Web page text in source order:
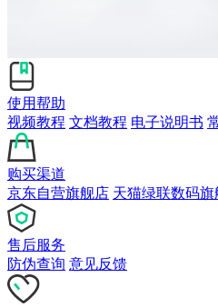
使用帮助
视频教程 文档教程 电子说明书
购买渠道
京东自营旗舰店 天猫绿联数码旗
售后服务
防伪查询 意见反馈